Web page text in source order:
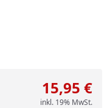
15,95 €
inkl. 19% MwSt.